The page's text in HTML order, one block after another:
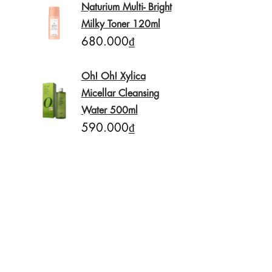
Naturium Multi- Bright
Milky Toner 120ml
680.000₫
Oh! Oh! Xylica
Micellar Cleansing
Water 500ml
590.000₫